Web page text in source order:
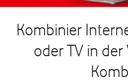
Kombinier
oder TV in